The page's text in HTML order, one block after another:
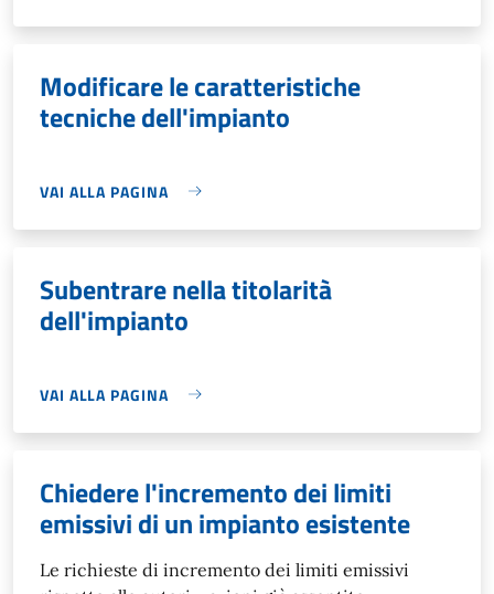
Modificare le caratteristiche
tecniche dell'impianto
VAI ALLA PAGINA
Subentrare nella titolarità
dell'impianto
VAI ALLA PAGINA
Chiedere l'incremento dei limiti
emissivi di un impianto esistente
Le richieste di incremento dei limiti emissivi